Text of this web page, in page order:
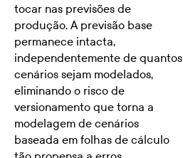
tocar nas previsões de
produção. A previsão base
permanece intacta,
independentemente de quantos
cenários sejam modelados,
eliminando o risco de
versionamento que torna a
modelagem de cenários
baseada em folhas de cálculo